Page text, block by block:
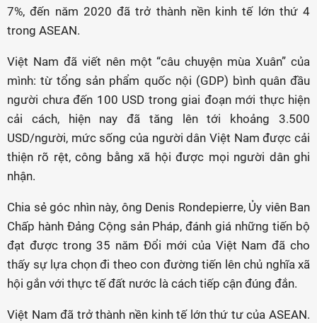
7%, đến năm 2020 đã trở thành nền kinh tế lớn thứ 4
trong ASEAN.
Việt Nam đã viết nên một “câu chuyện mùa Xuân” của
mình: từ tổng sản phẩm quốc nội (GDP) bình quân đầu
người chưa đến 100 USD trong giai đoạn mới thực hiện
cải cách, hiện nay đã tăng lên tới khoảng 3.500
USD/người, mức sống của người dân Việt Nam được cải
thiện rõ rệt, công bằng xã hội được mọi người dân ghi
nhận.
Chia sẻ góc nhìn này, ông Denis Rondepierre, Ủy viên Ban
Chấp hành Đảng Cộng sản Pháp, đánh giá những tiến bộ
đạt được trong 35 năm Đổi mới của Việt Nam đã cho
thấy sự lựa chọn đi theo con đường tiến lên chủ nghĩa xã
hội gắn với thực tế đất nước là cách tiếp cận đúng đắn.
Việt Nam đã trở thành nền kinh tế lớn thứ tư của ASEAN.